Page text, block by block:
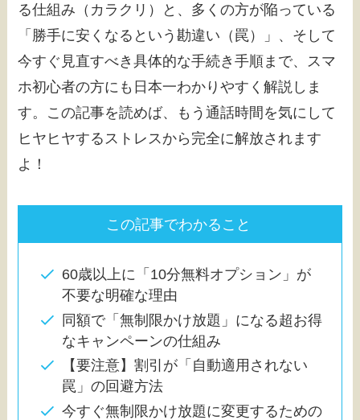
る仕組み（カラクリ）と、多くの方が陥っている
「勝手に安くなるという勘違い（罠）」、そして
今すぐ見直すべき具体的な手続き手順まで、スマ
ホ初心者の方にも日本一わかりやすく解説しま
す。この記事を読めば、もう通話時間を気にして
ヒヤヒヤするストレスから完全に解放されます
よ！
この記事でわかること
60歳以上に「10分無料オプション」が
不要な明確な理由
同額で「無制限かけ放題」になる超お得
なキャンペーンの仕組み
【要注意】割引が「自動適用されない
罠」の回避方法
今すぐ無制限かけ放題に変更するための